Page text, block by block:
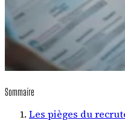
Sommaire
Les pièges du